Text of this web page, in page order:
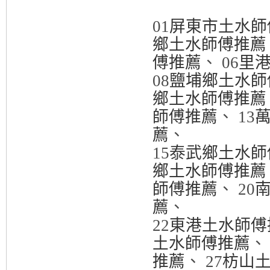
01屏東市土水
鄉土水師傅推薦
傅推薦 、 06里
08鹽埔鄉土水
鄉土水師傅推薦
師傅推薦 、 13
薦 、
15泰武鄉土水
鄉土水師傅推薦
師傅推薦 、 20
薦 、
22東港土水師
土水師傅推薦
推薦 、 27枋山